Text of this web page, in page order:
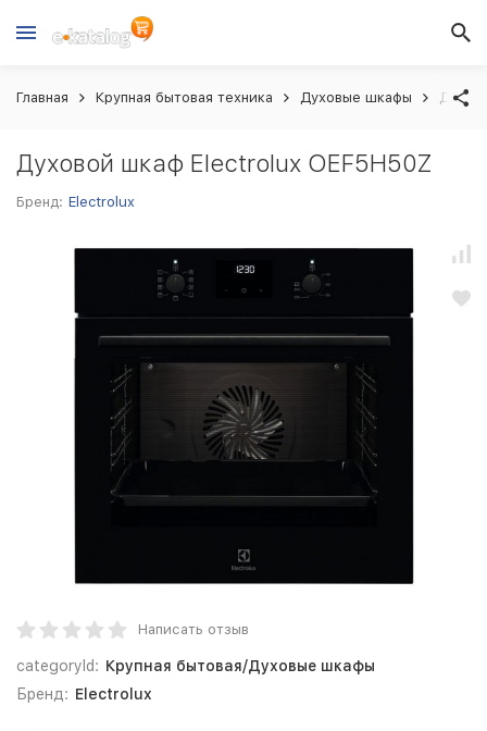
Главная Крупная бытовая техника Духовые шкафы
Духовой шкаф Electrolux OEF5H50Z
Бренд: Electrolux
Написать отзыв
categoryId: Крупная бытовая/Духовые шкафы
Бренд: Electrolux